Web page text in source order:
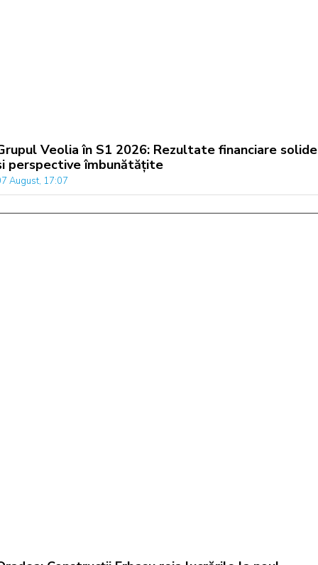
Veolia în S1 2026: Rezultate financiare solide
perspective îmbunătățite
August, 17:07